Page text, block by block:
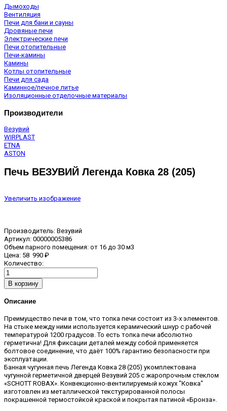
Дымоходы
Вентиляция
Печи для бани и сауны
Дровяные печи
Электрические печи
Печи отопительные
Печи-камины
Камины
Котлы отопительные
Печи для сада
Каминное/печное литье
Изоляционные отделочные материалы
Производители
Везувий
WIRPLAST
ETNA
ASTON
Печь ВЕЗУВИЙ Легенда Ковка 28 (205)
Увеличить изображение
Производитель: Везувий
Артикул: 00000005386
Объем парного помещения: от 16 до 30 м3
Цена: 58 990 ₽
Количество:
Описание
Преимущество печи в том, что топка печи состоит из 3-х элементов.
На стыке между ними используется керамический шнур с рабочей
температурой 1200 градусов. То есть топка печи абсолютно
герметична! Для фиксации деталей между собой применяется
болтовое соединение, что даёт 100% гарантию безопасности при
эксплуатации.
Банная чугунная печь Легенда Ковка 28 (205) укомплектована
чугунной герметичной дверцей Везувий 205 с жаропрочным стеклом
«SCHOTT ROBAX». Конвекционно-вентилируемый кожух "Ковка"
изготовлен из металлической текстурированной полосы
покрашенной термостойкой краской и покрытая патиной «Бронза».